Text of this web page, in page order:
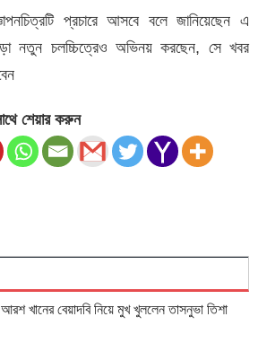
প্রচারে আসবে বলে জানিয়েছেন এ
নতুন চলচ্চিত্রেও অভিনয় করছেন, সে খবর
শেয়ার করুন
আরশ খানের বেয়াদবি নিয়ে মুখ খুললেন তাসনুভা তিশা